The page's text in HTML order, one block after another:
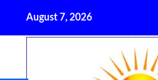
content
August 7, 2026